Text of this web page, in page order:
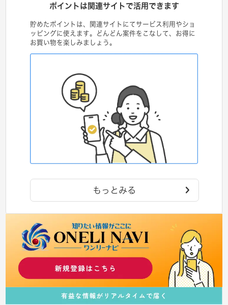
ポイントは関連サイトで活用できます
貯めたポイントは、関連サイトにてサービス利用やショ
ッピングに使えます。どんどん案件をこなして、お得に
お買い物を楽しみましょう。
もっとみる